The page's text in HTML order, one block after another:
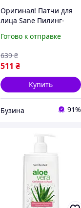
Оригинал! Патчи для
лица Sane Пилинг-
кожи 60 шт.
Высшее качество!
Готово к отправке
511 ₴
639 ₴
Купить
Бузина 91%